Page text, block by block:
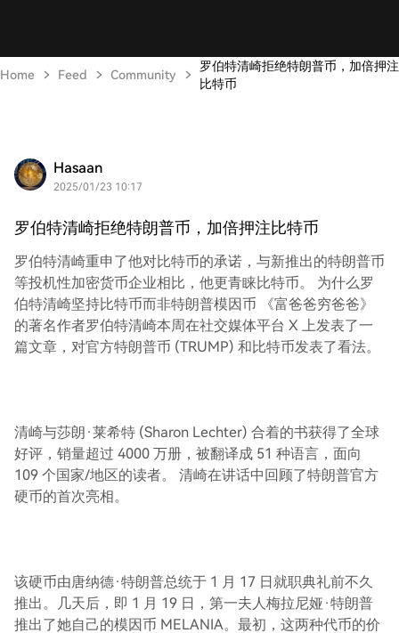
Home Feed Community
罗伯特清崎拒绝特朗普币，加倍押注
比特币
Hasaan
2025/01/23 10:17
罗伯特清崎拒绝特朗普币，加倍押注比特币
罗伯特清崎重申了他对比特币的承诺，与新推出的特朗普币
等投机性加密货币企业相比，他更青睐比特币。 为什么罗
伯特清崎坚持比特币而非特朗普模因币 《富爸爸穷爸爸》
的著名作者罗伯特清崎本周在社交媒体平台 X 上发表了一
篇文章，对官方特朗普币 (TRUMP) 和比特币发表了看法。
清崎与莎朗·莱希特 (Sharon Lechter) 合着的书获得了全球
好评，销量超过 4000 万册，被翻译成 51 种语言，面向
109 个国家/地区的读者。 清崎在讲话中回顾了特朗普官方
硬币的首次亮相。
该硬币由唐纳德·特朗普总统于 1 月 17 日就职典礼前不久
推出。几天后，即 1 月 19 日，第一夫人梅拉尼娅·特朗普
推出了她自己的模因币 MELANIA。最初，这两种代币的价